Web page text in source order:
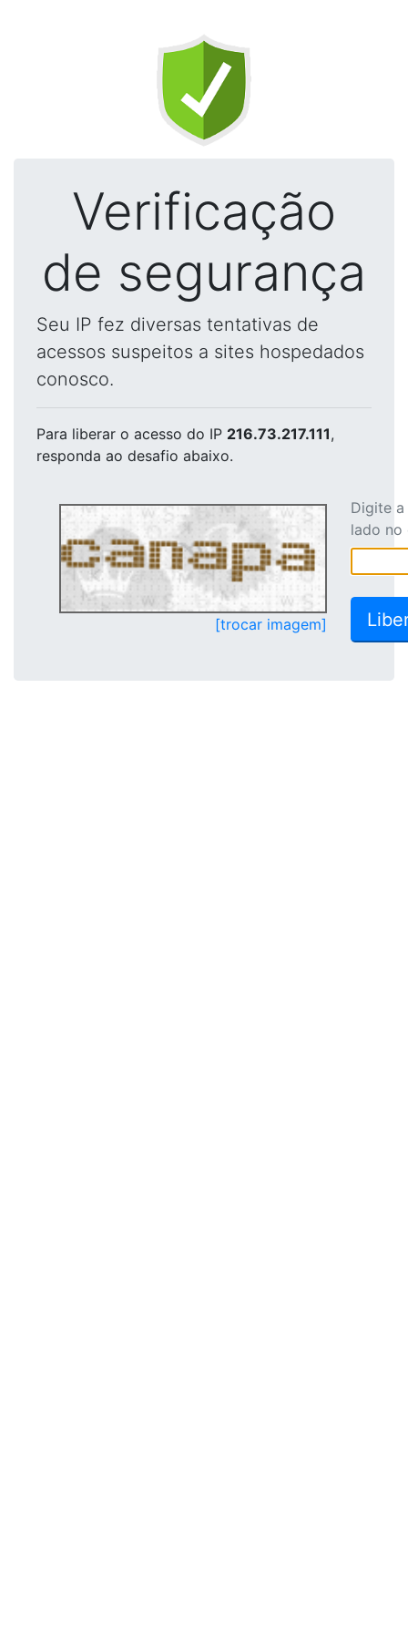
Verificação
de segurança
Seu IP fez diversas tentativas de
acessos suspeitos a sites hospedados
conosco.
Para liberar o acesso do IP 216.73.217.111,
responda ao desafio abaixo.
[trocar imagem]
Digite
lado no